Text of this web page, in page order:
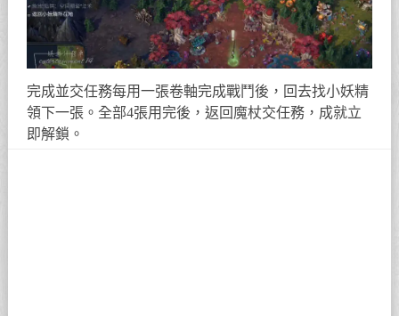
完成並交任務每用一張卷軸完成戰鬥後，回去找小妖精
領下一張。全部4張用完後，返回魔杖交任務，成就立
即解鎖。